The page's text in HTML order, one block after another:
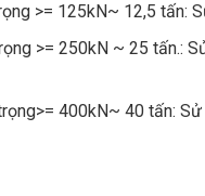
>= 125kN~ 12,5 tấn:
>= 250kN ~ 25 tấn.:
400kN~ 40 tấn: